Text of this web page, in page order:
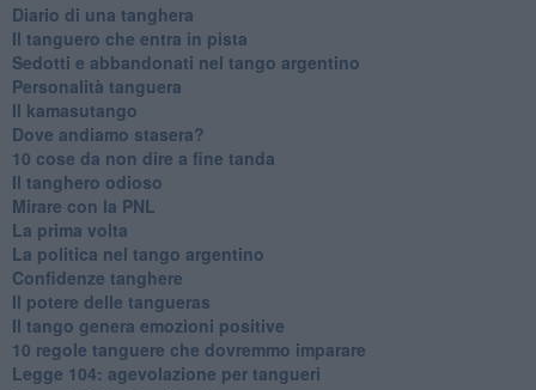
Diario di una tanghera
Il tanguero che entra in pista
Sedotti e abbandonati nel tango argentino
Personalità tanguera
Il kamasutango
Dove andiamo stasera?
10 cose da non dire a fine tanda
Il tanghero odioso
Mirare con la PNL
La prima volta
La politica nel tango argentino
Confidenze tanghere
Il potere delle tangueras
Il tango genera emozioni positive
10 regole tanguere che dovremmo imparare
Legge 104: agevolazione per tangueri